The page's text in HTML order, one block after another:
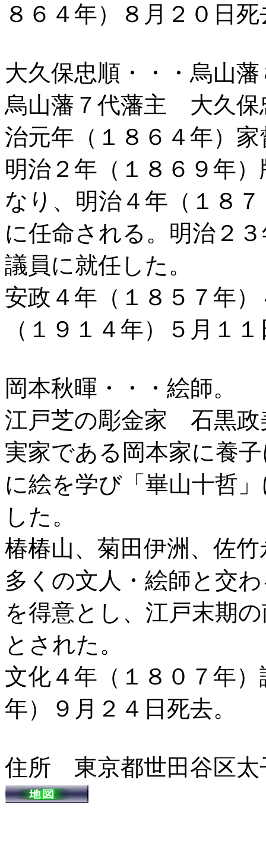
８６４年）８月２０日死
大久保忠順・・・烏山
烏山藩７代藩主 大久保
治元年（１８６４年）
明治２年（１８６９年
なり、明治４年（１８
に任命される。明治２
議員に就任した。
安政４年（１８５７年
（１９１４年）５月１
岡本秋暉・・・絵師。
江戸芝の彫金家 石黒政
実家である岡本家に養
に絵を学び「崋山十哲
した。
椿椿山、菊田伊洲、佐
多くの文人・絵師と交
を得意とし、江戸末期
とされた。
文化４年（１８０７年
年）９月２４日死去。
住所 東京都世田谷区太